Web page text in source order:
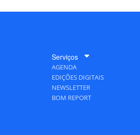
Serviços
AGENDA
EDIÇÕES DIGITAIS
NEWSLETTER
BOM REPORT